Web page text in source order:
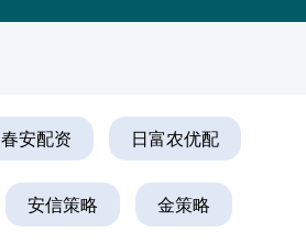
春安配资 日富农优配
安信策略 金策略